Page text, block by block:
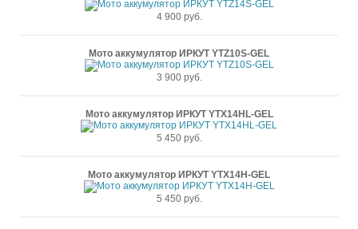
4 900 руб.
Мото аккумулятор ИРКУТ YTZ10S-GEL
3 900 руб.
Мото аккумулятор ИРКУТ YTX14HL-GEL
5 450 руб.
Мото аккумулятор ИРКУТ YTX14H-GEL
5 450 руб.